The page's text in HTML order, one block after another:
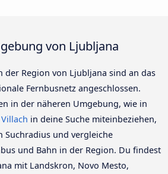
von Ljubljana
der Region von Ljubljana sind an das
Fernbusnetz angeschlossen.
in der näheren Umgebung, wie in
Villach in deine Suche miteinbeziehen,
Suchradius und vergleiche
und Bahn in der Region. Du findest
mit Landskron, Novo Mesto,